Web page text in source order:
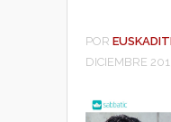
POR
DICIEMBRE